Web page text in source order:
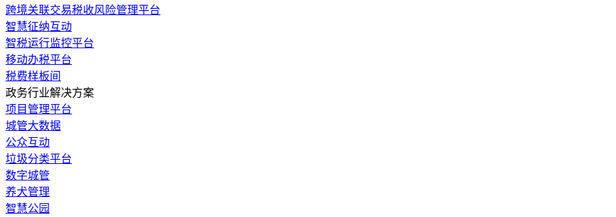
跨境关联交易税收风险管理平台
智慧征纳互动
智税运行监控平台
移动办税平台
税费样板间
政务行业解决方案
​项目管理平台
城管大数据
公众互动
垃圾分类平台
数字城管
养犬管理
智慧公园